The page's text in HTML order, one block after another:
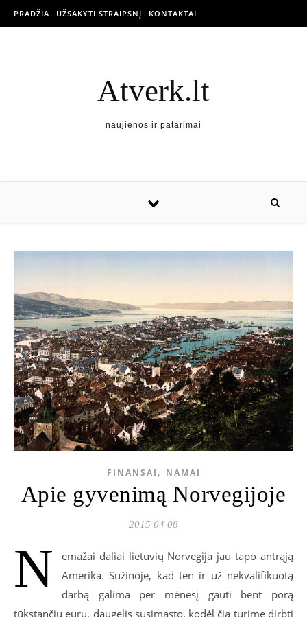
PRADŽIA UŽSAKYTI STRAIPSNĮ KONTAKTAI
Atverk.lt
naujienos ir patarimai
FINANSAI , NAMAI
Apie gyvenimą Norvegijoje
2015 04 08
N
emažai daliai lietuvių Norvegija jau tapo antrąją
Amerika. Sužinoję, kad ten ir už nekvalifikuotą
darbą galima per mėnesį gauti bent porą
tūkstančių eurų, daugelis susimąsto, kodėl čia turime dirbti